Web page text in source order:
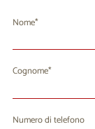
Nome
Cognome
Numero di telefono